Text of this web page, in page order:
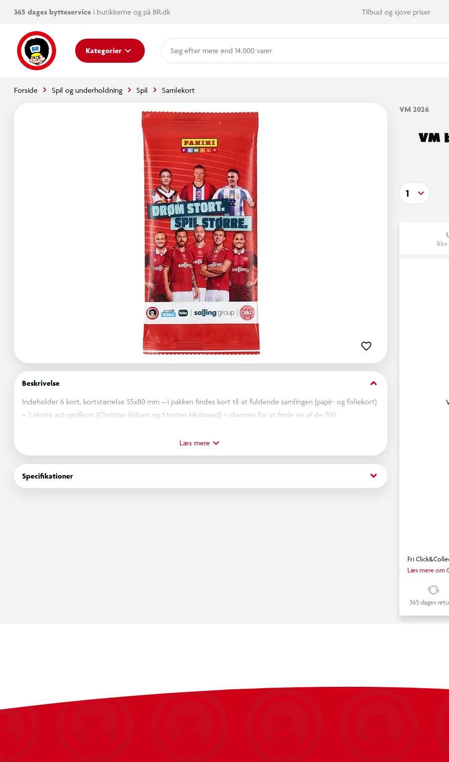
365 dages bytteservice i butikkerne og på BR.dk Tilbud og sjove priser
Kategorier mere end 14.000 varer
Forside Spil og underholdning Spil Samlekort
Beskrivelse keyboard_arrow_down
Indeholder 6 kort, kortstørrelse 55x80 mm – i pakken findes kort til at fuldende samlingen (papir- og foliekort)
+ 2 ekstra autografkort (Christian Eriksen og Morten Hjulmand) + chancen for at finde én af de 700
Læs mere
Specifikationer keyboard_arrow_down
VM 2026
VM
1
Fri
Læs mere om
365 dages